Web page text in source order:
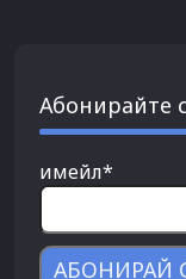
Абонирайте
имейл*